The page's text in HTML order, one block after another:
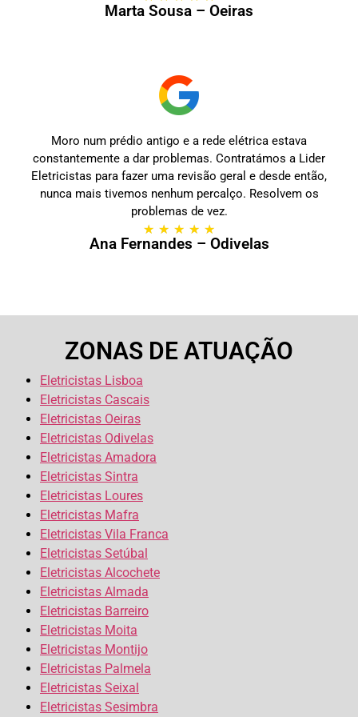
Marta Sousa – Oeiras
Moro num prédio antigo e a rede elétrica estava
constantemente a dar problemas. Contratámos a Lider
Eletricistas para fazer uma revisão geral e desde então,
nunca mais tivemos nenhum percalço. Resolvem os
problemas de vez.
★ ★ ★ ★ ★
Ana Fernandes – Odivelas
ZONAS DE ATUAÇÃO
Eletricistas Lisboa
Eletricistas Cascais
Eletricistas Oeiras
Eletricistas Odivelas
Eletricistas Amadora
Eletricistas Sintra
Eletricistas Loures
Eletricistas Mafra
Eletricistas Vila Franca
Eletricistas Setúbal
Eletricistas Alcochete
Eletricistas Almada
Eletricistas Barreiro
Eletricistas Moita
Eletricistas Montijo
Eletricistas Palmela
Eletricistas Seixal
Eletricistas Sesimbra